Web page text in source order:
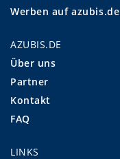
Werben auf azubis.de
AZUBIS.DE
Über uns
Partner
Kontakt
FAQ
LINKS